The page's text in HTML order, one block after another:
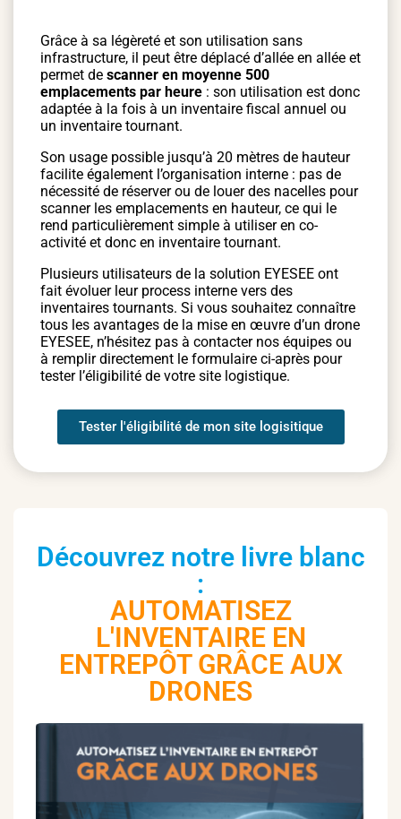
Grâce à sa légèreté et son utilisation sans
infrastructure, il peut être déplacé d’allée en allée et
permet de scanner en moyenne 500
emplacements par heure : son utilisation est donc
adaptée à la fois à un inventaire fiscal annuel ou
un inventaire tournant.
Son usage possible jusqu’à 20 mètres de hauteur
facilite également l’organisation interne : pas de
nécessité de réserver ou de louer des nacelles pour
scanner les emplacements en hauteur, ce qui le
rend particulièrement simple à utiliser en co-
activité et donc en inventaire tournant.
Plusieurs utilisateurs de la solution EYESEE ont
fait évoluer leur process interne vers des
inventaires tournants. Si vous souhaitez connaître
tous les avantages de la mise en œuvre d’un drone
EYESEE, n’hésitez pas à contacter nos équipes ou
à remplir directement le formulaire ci-après pour
tester l’éligibilité de votre site logistique.
Tester l'éligibilité de mon site logisitique
Découvrez notre livre blanc
:
AUTOMATISEZ
L'INVENTAIRE EN
ENTREPÔT GRÂCE AUX
DRONES